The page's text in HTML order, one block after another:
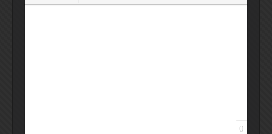
Вставить защищенную ссылку
Вставить смайлик
Вставка скрытого текста
Вставка цитаты
Вставка спойлера
0